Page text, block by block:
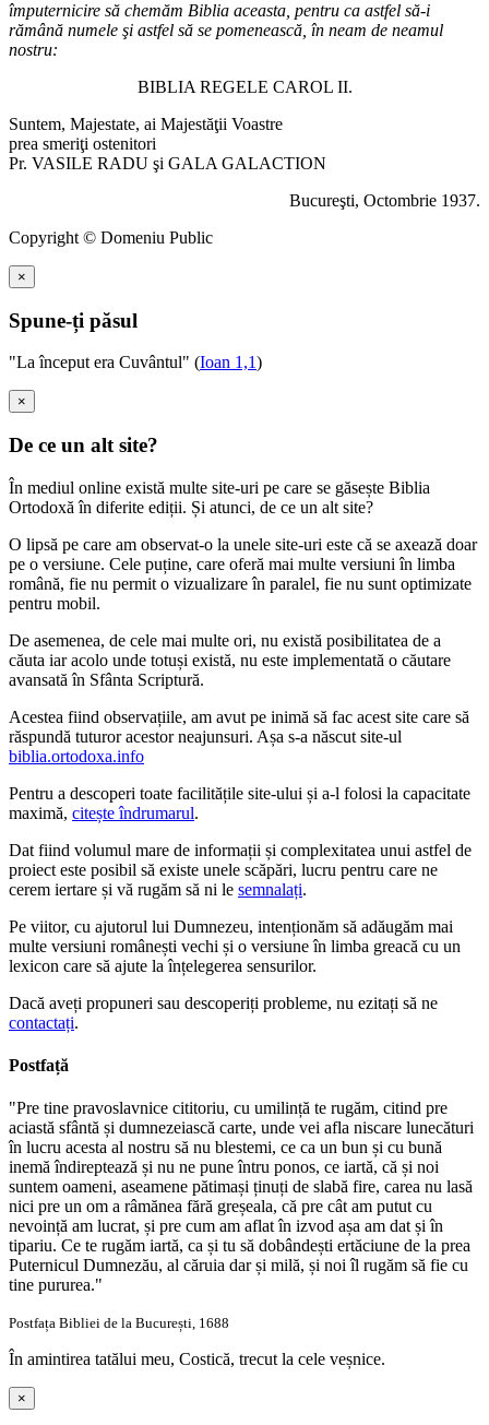
împuternicire să chemăm Biblia aceasta, pentru ca astfel să-i
rămână numele şi astfel să se pomenească, în neam de neamul
nostru:
BIBLIA REGELE CAROL II.
Suntem, Majestate, ai Majestăţii Voastre
prea smeriţi ostenitori
Pr. VASILE RADU şi GALA GALACTION
Bucureşti, Octombrie 1937.
Copyright © Domeniu Public
×
Spune-ți păsul
"La început era Cuvântul" (Ioan 1,1)
×
De ce un alt site?
În mediul online există multe site-uri pe care se găsește Biblia
Ortodoxă în diferite ediții. Și atunci, de ce un alt site?
O lipsă pe care am observat-o la unele site-uri este că se axează doar
pe o versiune. Cele puține, care oferă mai multe versiuni în limba
română, fie nu permit o vizualizare în paralel, fie nu sunt optimizate
pentru mobil.
De asemenea, de cele mai multe ori, nu există posibilitatea de a
căuta iar acolo unde totuși există, nu este implementată o căutare
avansată în Sfânta Scriptură.
Acestea fiind observațiile, am avut pe inimă să fac acest site care să
răspundă tuturor acestor neajunsuri. Așa s-a născut site-ul
biblia.ortodoxa.info
Pentru a descoperi toate facilitățile site-ului și a-l folosi la capacitate
maximă, citește îndrumarul.
Dat fiind volumul mare de informații și complexitatea unui astfel de
proiect este posibil să existe unele scăpări, lucru pentru care ne
cerem iertare și vă rugăm să ni le semnalați.
Pe viitor, cu ajutorul lui Dumnezeu, intenționăm să adăugăm mai
multe versiuni românești vechi și o versiune în limba greacă cu un
lexicon care să ajute la înțelegerea sensurilor.
Dacă aveți propuneri sau descoperiți probleme, nu ezitați să ne
contactați.
Postfață
"Pre tine pravoslavnice cititoriu, cu umilință te rugăm, citind pre
aciastă sfântă și dumnezeiască carte, unde vei afla niscare lunecături
în lucru acesta al nostru să nu blestemi, ce ca un bun și cu bună
inemă îndireptează și nu ne pune întru ponos, ce iartă, că și noi
suntem oameni, aseamene pătimași ținuți de slabă fire, carea nu lasă
nici pre un om a râmănea fără greșeala, că pre cât am putut cu
nevoință am lucrat, și pre cum am aflat în izvod așa am dat și în
tipariu. Ce te rugăm iartă, ca și tu să dobândești ertăciune de la prea
Puternicul Dumnezău, al căruia dar și milă, și noi îl rugăm să fie cu
tine pururea."
Postfața Bibliei de la București, 1688
În amintirea tatălui meu, Costică, trecut la cele veșnice.
×